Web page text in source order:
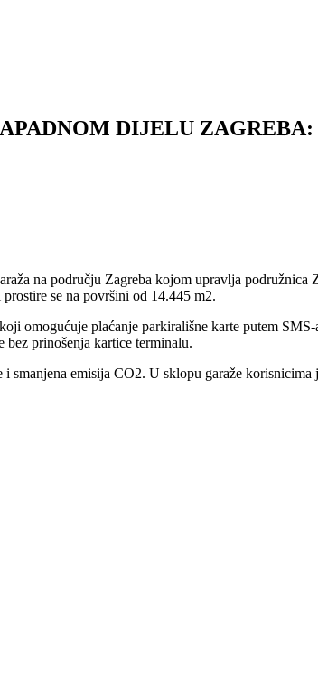
DIJELU ZAGREBA:
na području Zagreba kojom upravlja
se na površini od 14.445 m2.
omogućuje plaćanje parkirališne karte putem
bez prinošenja kartice terminalu.
smanjena emisija CO2. U sklopu garaže